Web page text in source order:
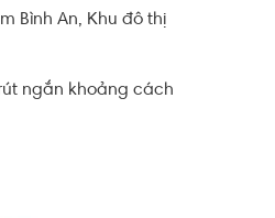
Bình An, Khu đô thị
ngắn khoảng cách